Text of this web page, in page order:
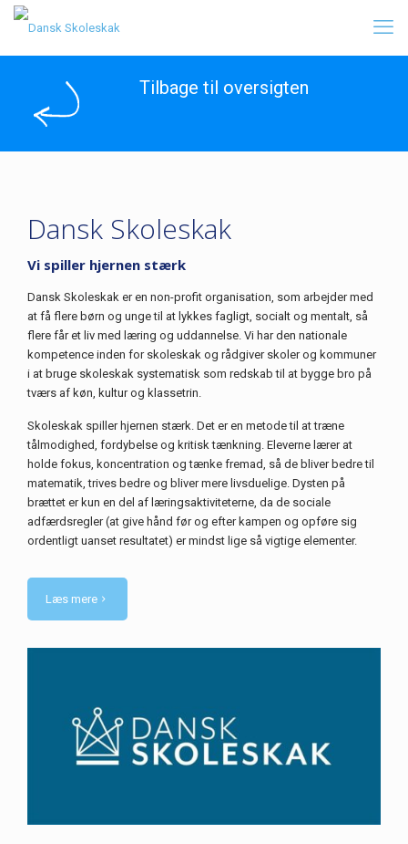
Tilbage til oversigten
Dansk Skoleskak
Vi spiller hjernen stærk
Dansk Skoleskak er en non-profit organisation, som arbejder med
at få flere børn og unge til at lykkes fagligt, socialt og mentalt, så
flere får et liv med læring og uddannelse. Vi har den nationale
kompetence inden for skoleskak og rådgiver skoler og kommuner
i at bruge skoleskak systematisk som redskab til at bygge bro på
tværs af køn, kultur og klassetrin.
Skoleskak spiller hjernen stærk. Det er en metode til at træne
tålmodighed, fordybelse og kritisk tænkning. Eleverne lærer at
holde fokus, koncentration og tænke fremad, så de bliver bedre til
matematik, trives bedre og bliver mere livsduelige. Dysten på
brættet er kun en del af læringsaktiviteterne, da de sociale
adfærdsregler (at give hånd før og efter kampen og opføre sig
ordentligt uanset resultatet) er mindst lige så vigtige elementer.
Læs mere